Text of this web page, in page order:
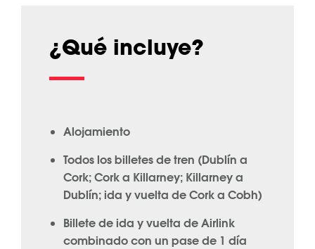
¿Qué incluye?
Alojamiento
Todos los billetes de tren (Dublín a
Cork; Cork a Killarney; Killarney a
Dublín; ida y vuelta de Cork a Cobh)
Billete de ida y vuelta de Airlink
combinado con un pase de 1 día